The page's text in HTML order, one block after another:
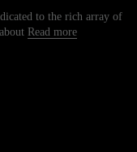
to the rich array of
Read more